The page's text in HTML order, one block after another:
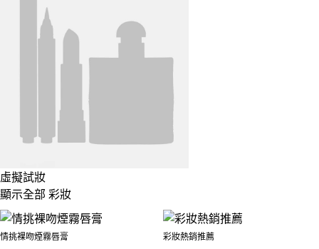
虛擬試妝
顯示全部 彩妝
情挑裸吻煙霧唇膏 彩妝熱銷推薦